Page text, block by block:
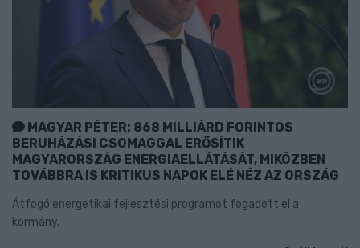
MAGYAR PÉTER: 868 MILLIÁRD FORINTOS
BERUHÁZÁSI CSOMAGGAL ERŐSÍTIK
MAGYARORSZÁG ENERGIAELLÁTÁSÁT, MIKÖZBEN
TOVÁBBRA IS KRITIKUS NAPOK ELÉ NÉZ AZ ORSZÁG
Átfogó energetikai fejlesztési programot fogadott el a
kormány.